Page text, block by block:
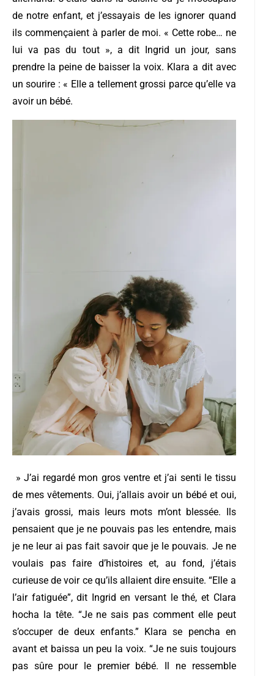
de notre enfant, et j’essayais de les ignorer quand
ils commençaient à parler de moi. « Cette robe… ne
lui va pas du tout », a dit Ingrid un jour, sans
prendre la peine de baisser la voix. Klara a dit avec
un sourire : « Elle a tellement grossi parce qu’elle va
avoir un bébé.
» J’ai regardé mon gros ventre et j’ai senti le tissu
de mes vêtements. Oui, j’allais avoir un bébé et oui,
j’avais grossi, mais leurs mots m’ont blessée. Ils
pensaient que je ne pouvais pas les entendre, mais
je ne leur ai pas fait savoir que je le pouvais. Je ne
voulais pas faire d’histoires et, au fond, j’étais
curieuse de voir ce qu’ils allaient dire ensuite. “Elle a
l’air fatiguée”, dit Ingrid en versant le thé, et Clara
hocha la tête. “Je ne sais pas comment elle peut
s’occuper de deux enfants.” Klara se pencha en
avant et baissa un peu la voix. “Je ne suis toujours
pas sûre pour le premier bébé. Il ne ressemble